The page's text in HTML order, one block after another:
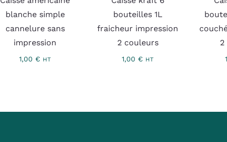
blanche simple
cannelure sans
impression
1,00€ HT
bouteilles 1L
fraicheur impression
2 couleurs
1,00€ HT
2